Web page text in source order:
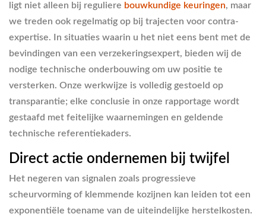
ligt niet alleen bij reguliere bouwkundige keuringen, maar
we treden ook regelmatig op bij trajecten voor contra-
expertise. In situaties waarin u het niet eens bent met de
bevindingen van een verzekeringsexpert, bieden wij de
nodige technische onderbouwing om uw positie te
versterken. Onze werkwijze is volledig gestoeld op
transparantie; elke conclusie in onze rapportage wordt
gestaafd met feitelijke waarnemingen en geldende
technische referentiekaders.
Direct actie ondernemen bij twijfel
Het negeren van signalen zoals progressieve
scheurvorming of klemmende kozijnen kan leiden tot een
exponentiële toename van de uiteindelijke herstelkosten.